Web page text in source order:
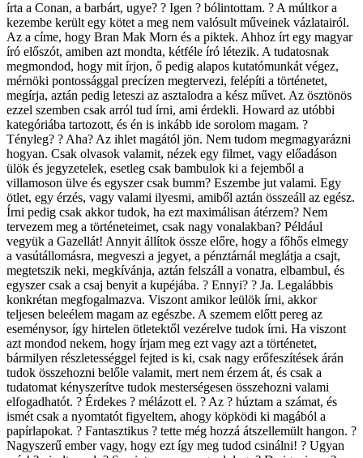
írta a Conan, a barbárt, ugye? ? Igen ? bólintottam. ? A múltkor a
kezembe került egy kötet a meg nem valósult műveinek vázlatairól.
Az a címe, hogy Bran Mak Morn és a piktek. Ahhoz írt egy magyar
író előszót, amiben azt mondta, kétféle író létezik. A tudatosnak
megmondod, hogy mit írjon, ő pedig alapos kutatómunkát végez,
mérnöki pontossággal precízen megtervezi, felépíti a történetet,
megírja, aztán pedig leteszi az asztalodra a kész művet. Az ösztönös
ezzel szemben csak arról tud írni, ami érdekli. Howard az utóbbi
kategóriába tartozott, és én is inkább ide sorolom magam. ?
Tényleg? ? Aha? Az ihlet magától jön. Nem tudom megmagyarázni
hogyan. Csak olvasok valamit, nézek egy filmet, vagy előadáson
ülök és jegyzetelek, esetleg csak bambulok ki a fejemből a
villamoson ülve és egyszer csak bumm? Eszembe jut valami. Egy
ötlet, egy érzés, vagy valami ilyesmi, amiből aztán összeáll az egész.
Írni pedig csak akkor tudok, ha ezt maximálisan átérzem? Nem
tervezem meg a történeteimet, csak nagy vonalakban? Például
vegyük a Gazellát! Annyit állítok össze előre, hogy a főhős elmegy
a vasútállomásra, megveszi a jegyet, a pénztárnál meglátja a csajt,
megtetszik neki, megkívánja, aztán felszáll a vonatra, elbambul, és
egyszer csak a csaj benyit a kupéjába. ? Ennyi? ? Ja. Legalábbis
konkrétan megfogalmazva. Viszont amikor leülök írni, akkor
teljesen beleélem magam az egészbe. A szemem előtt pereg az
eseménysor, így hirtelen ötletektől vezérelve tudok írni. Ha viszont
azt mondod nekem, hogy írjam meg ezt vagy azt a történetet,
bármilyen részletességgel fejted is ki, csak nagy erőfeszítések árán
tudok összehozni belőle valamit, mert nem érzem át, és csak a
tudatomat kényszerítve tudok mesterségesen összehozni valami
elfogadhatót. ? Érdekes ? mélázott el. ? Az ? húztam a számat, és
ismét csak a nyomtatót figyeltem, ahogy köpködi ki magából a
papírlapokat. ? Fantasztikus ? tette még hozzá átszellemült hangon. ?
Nagyszerű ember vagy, hogy ezt így meg tudod csinálni! ? Ugyan